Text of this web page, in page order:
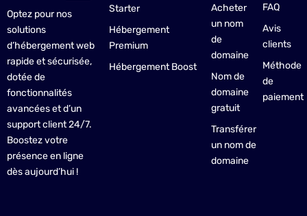
Optez pour nos
solutions
d’hébergement web
rapide et sécurisée,
dotée de
fonctionnalités
avancées et d’un
support client 24/7.
Boostez votre
présence en ligne
dès aujourd’hui !
Starter
Hébergement
Premium
Hébergement Boost
Acheter
un nom
de
domaine
Nom de
domaine
gratuit
Transférer
un nom de
domaine
FAQ
Avis
clients
Méthode
de
paiement